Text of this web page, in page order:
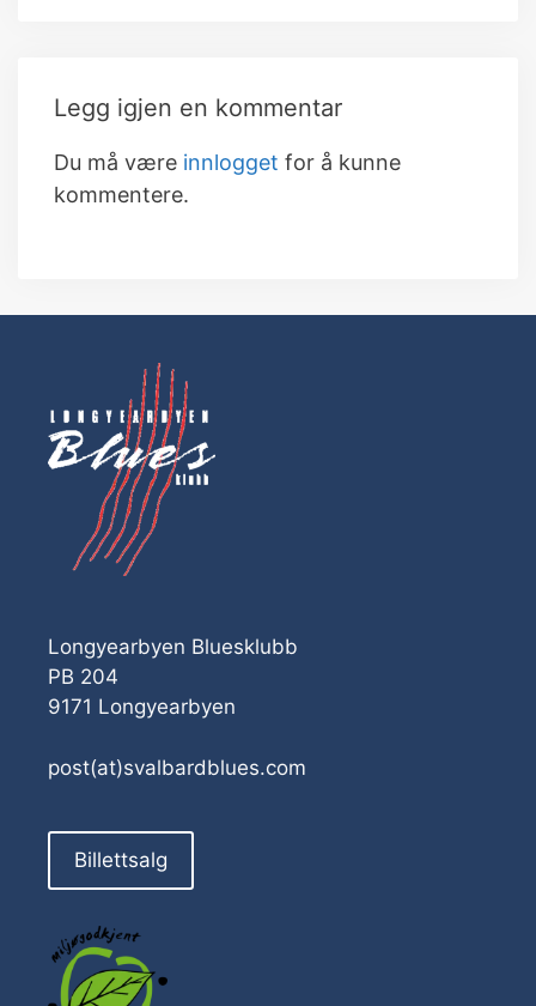
Legg igjen en kommentar
Du må være innlogget for å kunne
kommentere.
Longyearbyen Bluesklubb
PB 204
9171 Longyearbyen
post(at)svalbardblues.com
Billettsalg